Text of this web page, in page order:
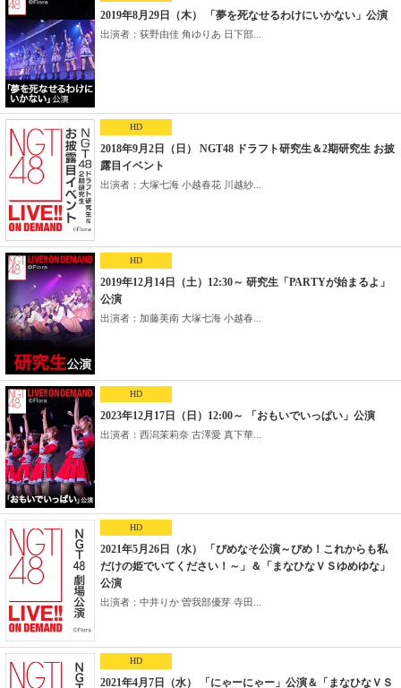
2019年8月29日（木） 「夢を死なせるわけにいかない」公演
出演者：荻野由佳 角ゆりあ 日下部...
HD
2018年9月2日（日） NGT48 ドラフト研究生＆2期研究生 お披
露目イベント
出演者：大塚七海 小越春花 川越紗...
HD
2019年12月14日（土）12:30～ 研究生「PARTYが始まるよ」
公演
出演者：加藤美南 大塚七海 小越春...
HD
2023年12月17日（日）12:00～ 「おもいでいっぱい」公演
出演者：西潟茉莉奈 古澤愛 真下華...
HD
2021年5月26日（水） 「ぴめなそ公演～ぴめ！これからも私
だけの姫でいてください！～」＆「まなひなＶＳゆめゆな」
公演
出演者：中井りか 曽我部優芽 寺田...
HD
2021年4月7日（水） 「にゃーにゃー」公演＆「まなひなＶＳ